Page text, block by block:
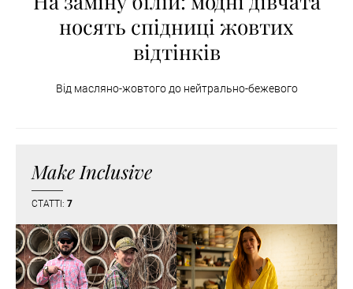
носять спідниці жовтих
відтінків
Від масляно-жовтого до нейтрально-бежевого
Make Inclusive
СТАТТІ: 7